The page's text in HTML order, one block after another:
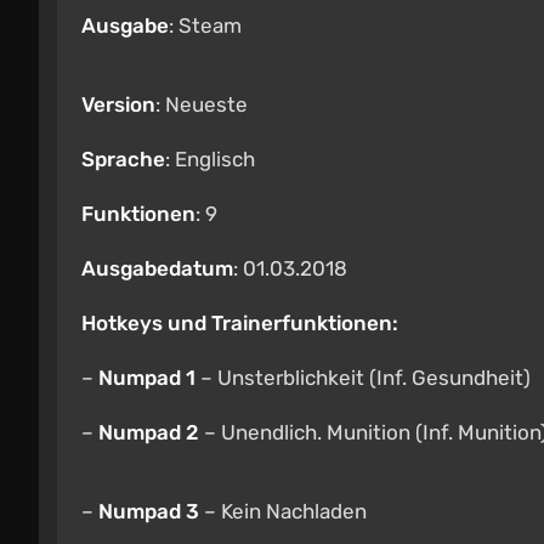
Ausgabe: Steam
Version: Neueste
Sprache: Englisch
Funktionen: 9
Ausgabedatum: 01.03.2018
Hotkeys und Trainerfunktionen:
– Numpad 1 – Unsterblichkeit (Inf. Gesundheit)
– Numpad 2 – Unendlich. Munition (Inf.
– Numpad 3 – Kein Nachladen